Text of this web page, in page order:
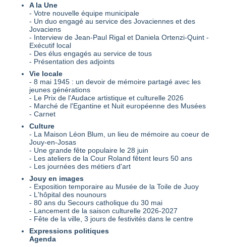
A la Une
- Votre nouvelle équipe municipale
- Un duo engagé au service des Jovaciennes et des
Jovaciens
- Interview de Jean-Paul Rigal et Daniela Ortenzi-Quint -
Exécutif local
- Des élus engagés au service de tous
- Présentation des adjoints
Vie locale
- 8 mai 1945 : un devoir de mémoire partagé avec les
jeunes générations
- Le Prix de l'Audace artistique et culturelle 2026
- Marché de l'Egantine et Nuit européenne des Musées
- Carnet
Culture
- La Maison Léon Blum, un lieu de mémoire au coeur de
Jouy-en-Josas
- Une grande fête populaire le 28 juin
- Les ateliers de la Cour Roland fêtent leurs 50 ans
- Les journées des métiers d'art
Jouy en images
- Exposition temporaire au Musée de la Toile de Juoy
- L'hôpital des nounours
- 80 ans du Secours catholique du 30 mai
- Lancement de la saison culturelle 2026-2027
- Fête de la ville, 3 jours de festivités dans le centre
Expressions politiques
Agenda